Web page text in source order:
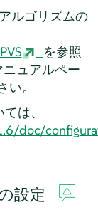
ルゴリズムの
を参照
ニュアルペー
。
は、
doc/
設定